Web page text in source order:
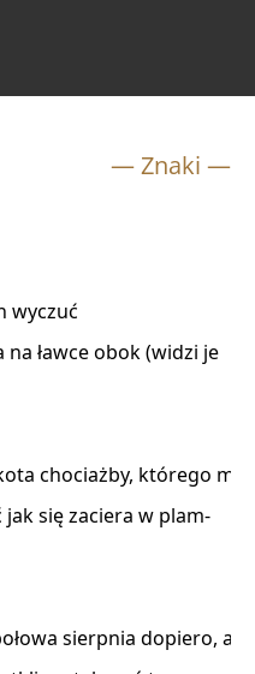
— Znaki —
wyczuć
ławce obok (widzi je
chociażby, którego
się zaciera w plam-
sierpnia dopiero, a